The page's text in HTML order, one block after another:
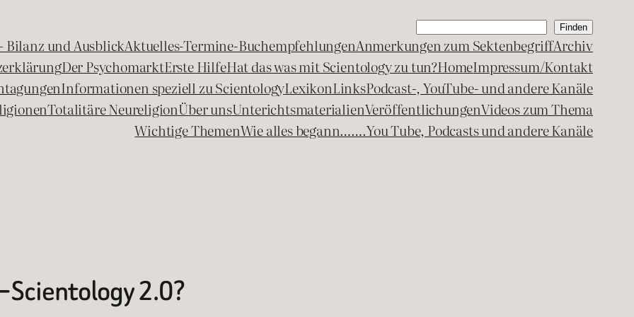
Suchen Finden
Bilanz und AusblickAktuelles-Termine-BuchempfehlungenAnmerkungen zum SektenbegriffArchiv
Der PsychomarktErste HilfeHat das was mit Scientology zu tun?HomeImpressum/Kontakt
Informationen speziell zu ScientologyLexikonLinksPodcast-, YouTube- und andere Kanäle
Totalitäre NeureligionÜber unsUnterichtsmaterialienVeröffentlichungenVideos zum Thema
Wichtige ThemenWie alles begann…….You Tube, Podcasts und andere Kanäle
Scientology 2.0?